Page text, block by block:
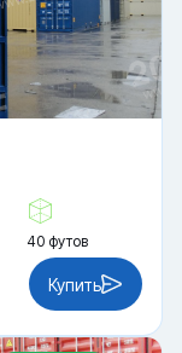
40 футов
Купить